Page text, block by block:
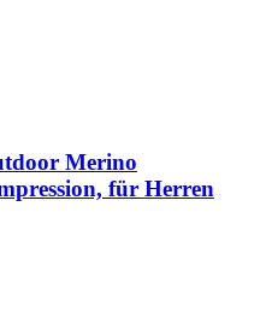
Merino
für Herren